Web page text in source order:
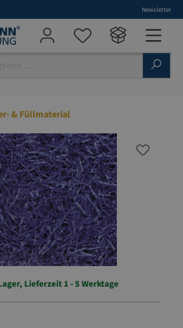
Newsletter
& Füllmaterial
Lieferzeit 1 - 5 Werktage